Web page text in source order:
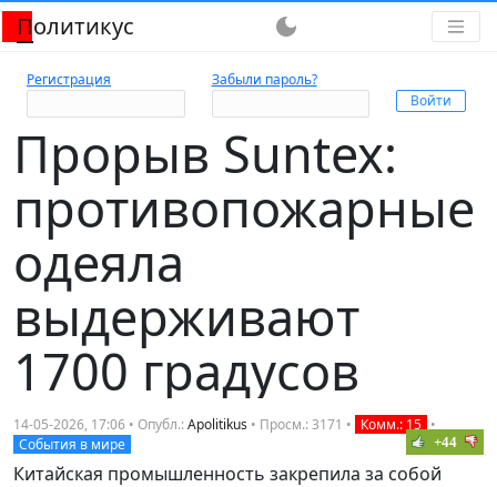
Политикус dark_mode
Регистрация Забыли пароль?
Прорыв Suntex:
противопожарные
одеяла
выдерживают
1700 градусов
14-05-2026, 17:06 • Опубл.:Apolitikus • Просм.: 3171 • Комм.: 15 •
События в мире
+44
Китайская промышленность закрепила за собой